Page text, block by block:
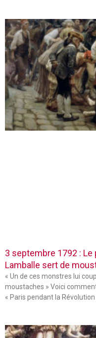
3 septembre 1792 :
Lamballe sert de
« Un de ces monstres lui
moustaches » Voici
« Paris pendant la